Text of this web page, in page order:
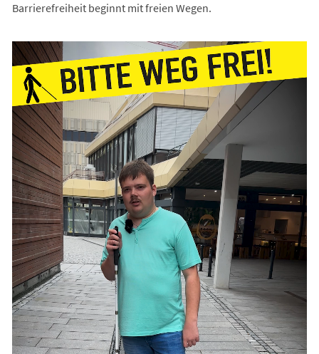
Barrierefreiheit beginnt mit freien Wegen.